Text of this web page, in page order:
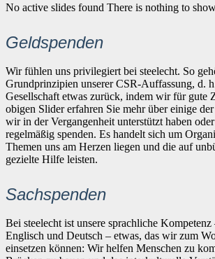
No active slides found There is nothing to
Geldspenden
Wir fühlen uns privilegiert bei steelecht. So
Grundprinzipien unserer CSR-Auffassung, d.
Gesellschaft etwas zurück, indem wir für gute
obigen Slider erfahren Sie mehr über einige
wir in der Vergangenheit unterstützt haben
regelmäßig spenden. Es handelt sich um
Themen uns am Herzen liegen und die auf
gezielte Hilfe leisten.
Sachspenden
Bei steelecht ist unsere sprachliche Kompetenz
Englisch und Deutsch – etwas, das wir zum
einsetzen können: Wir helfen Menschen zu